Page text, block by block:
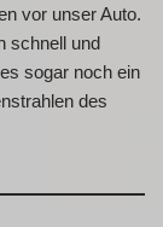
vor unser Auto.
schnell und
sogar noch ein
des